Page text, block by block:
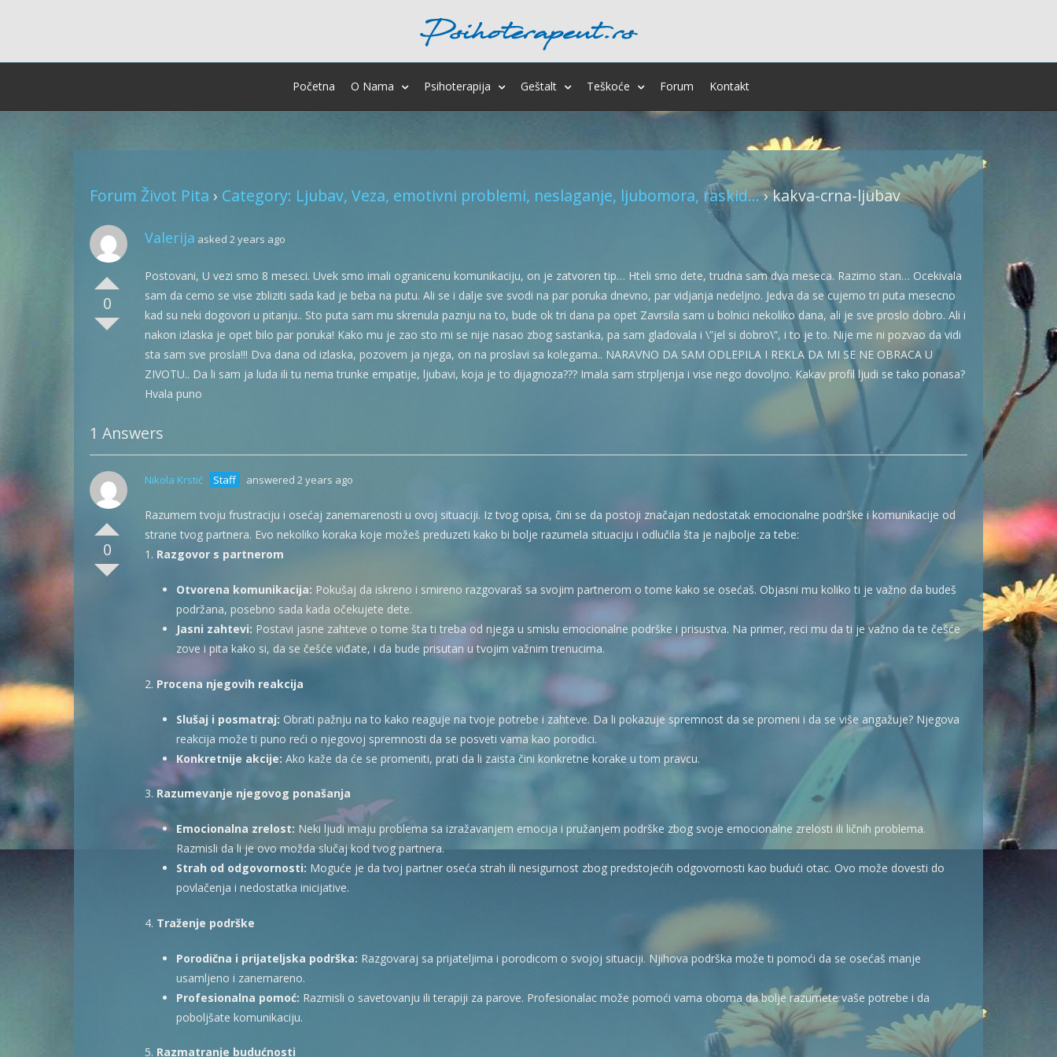
content
Početna O Nama Psihoterapija Geštalt Teškoće Forum Kontakt
Forum Život Pita › Category: Ljubav, Veza, emotivni problemi, neslaganje, ljubomora, raskid...›kakva-crna-ljubav
0
Valerija asked 2 years ago
Postovani, U vezi smo 8 meseci. Uvek smo imali ogranicenu komunikaciju, on je zatvoren tip… Hteli smo dete, trudna sam dva meseca. Razimo stan… Ocekivala
sam da cemo se vise zbliziti sada kad je beba na putu. Ali se i dalje sve svodi na par poruka dnevno, par vidjanja nedeljno. Jedva da se cujemo tri puta mesecno
kad su neki dogovori u pitanju.. Sto puta sam mu skrenula paznju na to, bude ok tri dana pa opet Zavrsila sam u bolnici nekoliko dana, ali je sve proslo dobro. Ali i
nakon izlaska je opet bilo par poruka! Kako mu je zao sto mi se nije nasao zbog sastanka, pa sam gladovala i \”jel si dobro\”, i to je to. Nije me ni pozvao da vidi
sta sam sve prosla!!! Dva dana od izlaska, pozovem ja njega, on na proslavi sa kolegama.. NARAVNO DA SAM ODLEPILA I REKLA DA MI SE NE OBRACA U
ZIVOTU.. Da li sam ja luda ili tu nema trunke empatije, ljubavi, koja je to dijagnoza??? Imala sam strpljenja i vise nego dovoljno. Kakav profil ljudi se tako ponasa?
Hvala puno
1 Answers
0
Nikola Krstić Staff answered 2 years ago
Razumem tvoju frustraciju i osećaj zanemarenosti u ovoj situaciji. Iz tvog opisa, čini se da postoji značajan nedostatak emocionalne podrške i komunikacije od
strane tvog partnera. Evo nekoliko koraka koje možeš preduzeti kako bi bolje razumela situaciju i odlučila šta je najbolje za tebe:
1. Razgovor s partnerom
Otvorena komunikacija: Pokušaj da iskreno i smireno razgovaraš sa svojim partnerom o tome kako se osećaš. Objasni mu koliko ti je važno da budeš
podržana, posebno sada kada očekujete dete.
Jasni zahtevi: Postavi jasne zahteve o tome šta ti treba od njega u smislu emocionalne podrške i prisustva. Na primer, reci mu da ti je važno da te češće
zove i pita kako si, da se češće viđate, i da bude prisutan u tvojim važnim trenucima.
2. Procena njegovih reakcija
Slušaj i posmatraj: Obrati pažnju na to kako reaguje na tvoje potrebe i zahteve. Da li pokazuje spremnost da se promeni i da se više angažuje? Njegova
reakcija može ti puno reći o njegovoj spremnosti da se posveti vama kao porodici.
Konkretnije akcije: Ako kaže da će se promeniti, prati da li zaista čini konkretne korake u tom pravcu.
3. Razumevanje njegovog ponašanja
Emocionalna zrelost: Neki ljudi imaju problema sa izražavanjem emocija i pružanjem podrške zbog svoje emocionalne zrelosti ili ličnih problema.
Razmisli da li je ovo možda slučaj kod tvog partnera.
Strah od odgovornosti: Moguće je da tvoj partner oseća strah ili nesigurnost zbog predstojećih odgovornosti kao budući otac. Ovo može dovesti do
povlačenja i nedostatka inicijative.
4. Traženje podrške
Porodična i prijateljska podrška: Razgovaraj sa prijateljima i porodicom o svojoj situaciji. Njihova podrška može ti pomoći da se osećaš manje
usamljeno i zanemareno.
Profesionalna pomoć: Razmisli o savetovanju ili terapiji za parove. Profesionalac može pomoći vama oboma da bolje razumete vaše potrebe i da
poboljšate komunikaciju.
5. Razmatranje budućnosti